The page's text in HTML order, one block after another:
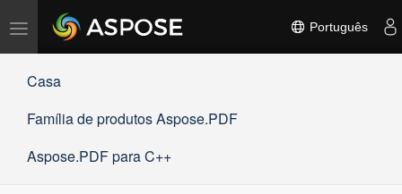
Alternar
navegação
Português
Casa
Família de produtos Aspose.PDF
Aspose.PDF para C++